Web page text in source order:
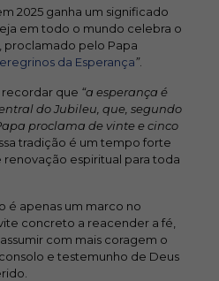
2025 ganha um significado
em todo o mundo celebra o
proclamado pelo Papa
da Esperança”.
que “a esperança é
do Jubileu, que, segundo
proclama de vinte e cinco
tradição é um tempo forte
espiritual para toda
é apenas um marco no
concreto a reacender a fé,
com mais coragem o
e testemunho de Deus